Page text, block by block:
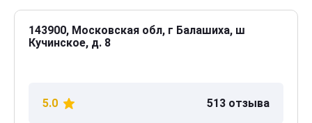
143900, Московская обл, г Балашиха, ш
Кучинское, д. 8
5.0 513 отзыва